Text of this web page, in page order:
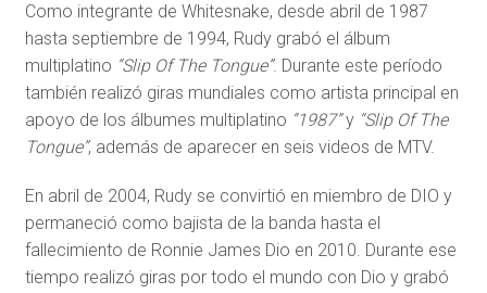
Como integrante de Whitesnake, desde abril de 1987
hasta septiembre de 1994, Rudy grabó el álbum
multiplatino “Slip Of The Tongue”. Durante este período
también realizó giras mundiales como artista principal en
apoyo de los álbumes multiplatino “1987”y “Slip Of The
Tongue”, además de aparecer en seis videos de MTV.
En abril de 2004, Rudy se convirtió en miembro de DIO y
permaneció como bajista de la banda hasta el
fallecimiento de Ronnie James Dio en 2010. Durante ese
tiempo realizó giras por todo el mundo con Dio y grabó